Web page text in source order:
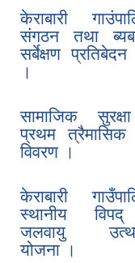
केराबारी
संगठन तथा
सर्बेक्षण
।
सामाजिक
प्रथम त्रैमासिक
विवरण ।
केराबारी
स्थानीय
जलवायु
योजना ।